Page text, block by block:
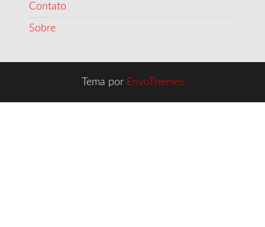
Contato
Sobre
Tema por EnvoThemes